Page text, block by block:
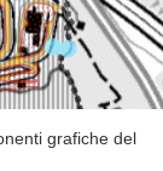
grafiche del